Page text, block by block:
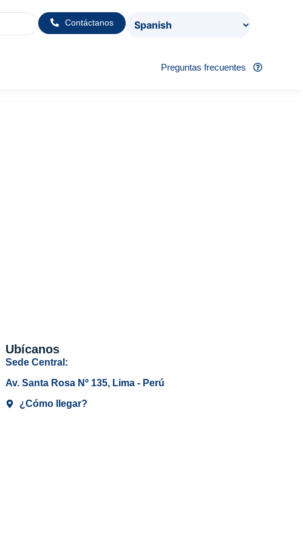
Contáctanos
Preguntas frecuentes
Ubícanos
Sede Central:
Av. Santa Rosa Nº 135, Lima - Perú
¿Cómo llegar?